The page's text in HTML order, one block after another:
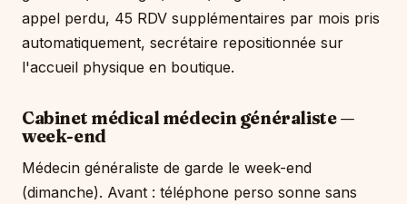
appel perdu, 45 RDV supplémentaires par mois pris
automatiquement, secrétaire repositionnée sur
l'accueil physique en boutique.
Cabinet médical médecin généraliste —
week-end
Médecin généraliste de garde le week-end
(dimanche). Avant : téléphone perso sonne sans